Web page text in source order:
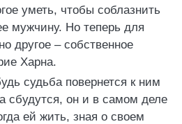
уметь, чтобы соблазнить
мужчину. Но теперь для
другое – собственное
Харна.
судьба повернется к ним
сбудутся, он и в самом деле
ей жить, зная о своем